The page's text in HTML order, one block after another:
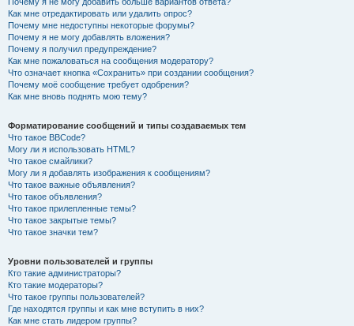
Как мне отредактировать или удалить опрос?
Почему мне недоступны некоторые форумы?
Почему я не могу добавлять вложения?
Почему я получил предупреждение?
Как мне пожаловаться на сообщения модератору?
Что означает кнопка «Сохранить» при создании сообщения?
Почему моё сообщение требует одобрения?
Как мне вновь поднять мою тему?
Форматирование сообщений и типы создаваемых тем
Что такое BBCode?
Могу ли я использовать HTML?
Что такое смайлики?
Могу ли я добавлять изображения к сообщениям?
Что такое важные объявления?
Что такое объявления?
Что такое прилепленные темы?
Что такое закрытые темы?
Что такое значки тем?
Уровни пользователей и группы
Кто такие администраторы?
Кто такие модераторы?
Что такое группы пользователей?
Где находятся группы и как мне вступить в них?
Как мне стать лидером группы?